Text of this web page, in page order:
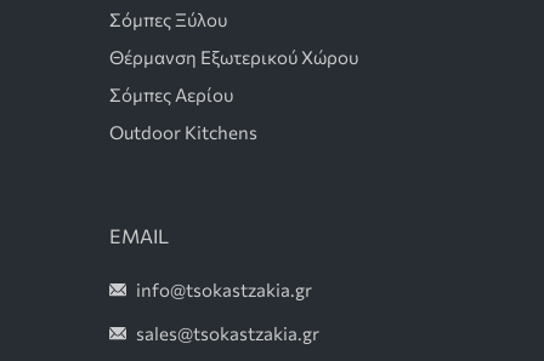
Σόμπες Ξύλου
Θέρμανση Εξωτερικού Χώρου
Σόμπες Αερίου
Outdoor Kitchens
EMAIL
info@tsokastzakia.gr
sales@tsokastzakia.gr